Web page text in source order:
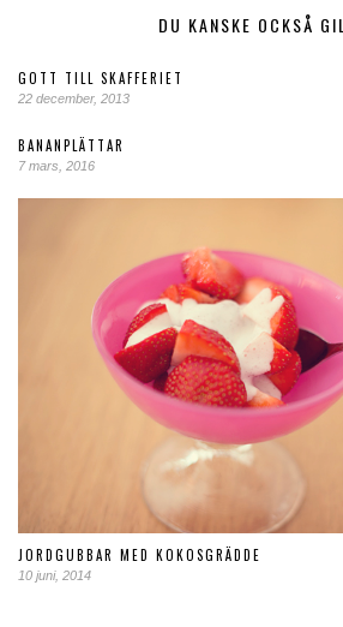
DU KANSKE OCKSÅ
GOTT TILL SKAFFERIET
22 december, 2013
BANANPLÄTTAR
7 mars, 2016
JORDGUBBAR MED KOKOSGRÄDDE
10 juni, 2014